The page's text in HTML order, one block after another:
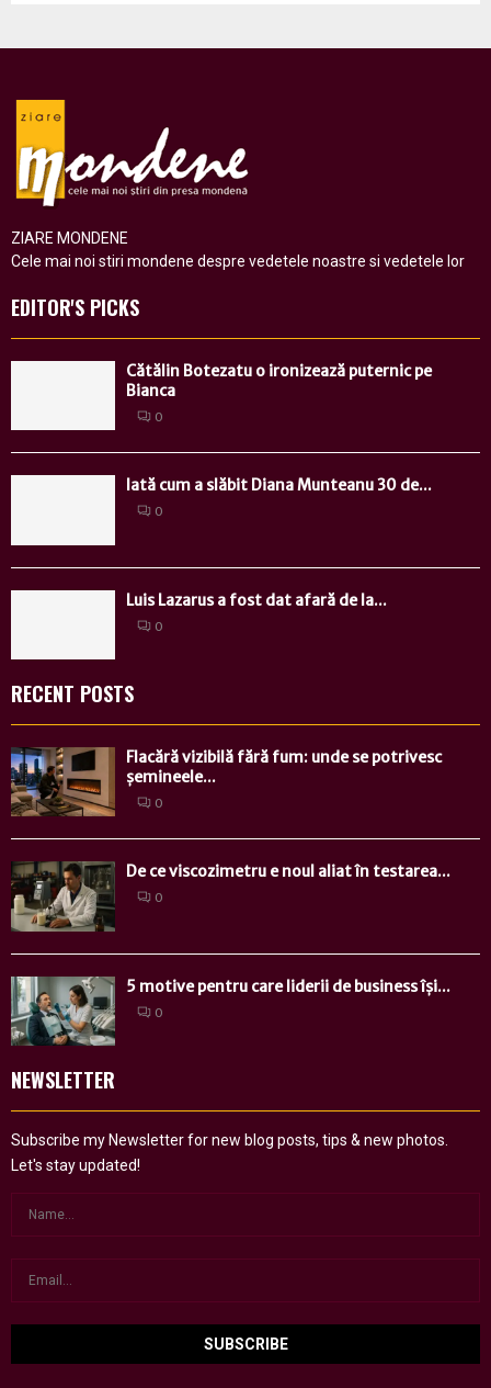
ZIARE MONDENE
Cele mai noi stiri mondene despre vedetele noastre si vedetele lor
EDITOR'S PICKS
Cătălin Botezatu o ironizează puternic pe
Bianca
0
Iată cum a slăbit Diana Munteanu 30 de...
0
Luis Lazarus a fost dat afară de la...
0
RECENT POSTS
Flacără vizibilă fără fum: unde se potrivesc
șemineele...
0
De ce viscozimetru e noul aliat în testarea...
0
5 motive pentru care liderii de business își...
0
NEWSLETTER
Subscribe my Newsletter for new blog posts, tips & new photos.
Let's stay updated!